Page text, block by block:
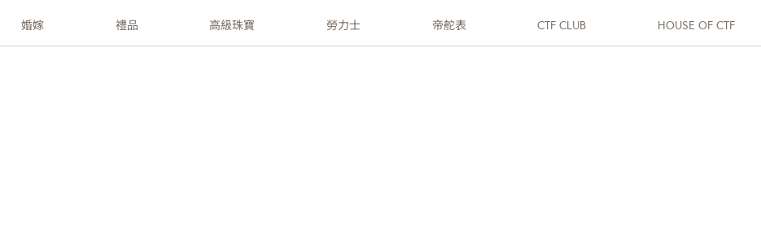
婚嫁 禮品 高級珠寶 勞力士 帝舵表 CTF CLUB HOUSE OF CTF